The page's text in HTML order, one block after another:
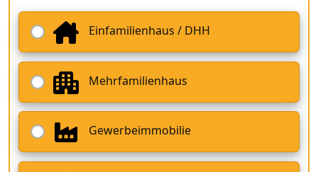
Einfamilienhaus / DHH
Mehrfamilienhaus
Gewerbeimmobilie